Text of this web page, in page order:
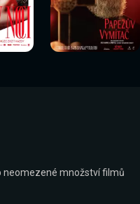
Sledovat
nyní
Sledovat
nyní
neomezené množství filmů